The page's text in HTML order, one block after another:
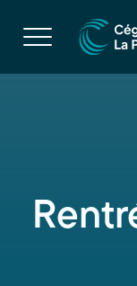
Ouvrir
la
navigation